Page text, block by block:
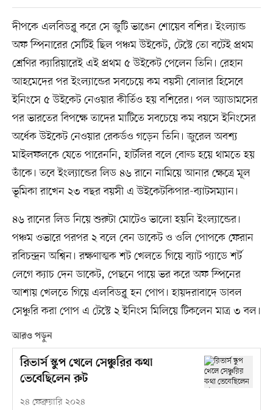
দীপকে এলবিডব্লু করে সে জুটি ভাঙেন শোয়েব বশির। ইংল্যান্ড
অফ স্পিনারের সেটিই ছিল পঞ্চম উইকেট, টেস্টে তো বটেই প্রথম
শ্রেণির ক্যারিয়ারেই এই প্রথম ৫ উইকেট পেলেন তিনি। রেহান
আহমেদের পর ইংল্যান্ডের সবচেয়ে কম বয়সী বোলার হিসেবে
ইনিংসে ৫ উইকেট নেওয়ার কীর্তিও হয় বশিরের। পল অ্যাডামসের
পর ভারতের বিপক্ষে তাদের মাটিতে সবচেয়ে কম বয়সে ইনিংসের
অর্ধেক উইকেট নেওয়ার রেকর্ডও গড়েন তিনি। জুরেল অবশ্য
মাইলফলকে যেতে পারেননি, হার্টলির বলে বোল্ড হয়ে থামতে হয়
তাঁকে। তবে ইংল্যান্ডের লিড ৪৬ রানে নামিয়ে আনার ক্ষেত্রে মূল
ভূমিকা রাখেন ২৩ বছর বয়সী এ উইকেটকিপার-ব্যাটসম্যান।
৪৬ রানের লিড নিয়ে শুরুটা মোটেও ভালো হয়নি ইংল্যান্ডের।
পঞ্চম ওভারে পরপর ২ বলে বেন ডাকেট ও ওলি পোপকে ফেরান
রবিচন্দ্রন অশ্বিন। রক্ষণাত্মক শট খেলতে গিয়ে ব্যাট প্যাডে শর্ট
লেগে ক্যাচ দেন ডাকেট, পেছনে পায়ে ভর করে অফ স্পিনের
আশায় খেলতে গিয়ে এলবিডব্লু হন পোপ। হায়দরাবাদে ডাবল
সেঞ্চুরি করা পোপ এ টেস্টে ২ ইনিংস মিলিয়ে টিকলেন মাত্র ৩ বল।
আরও পড়ুন
রিভার্স স্কুপ খেলে সেঞ্চুরির কথা
ভেবেছিলেন রুট
২৪ ফেব্রুয়ারি ২০২৪